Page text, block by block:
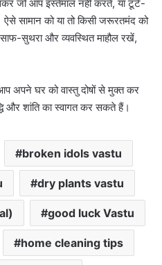
जो आप इस्तेमाल नहीं करते, या टूटे-
सामान को या तो किसी जरूरतमंद को
सुथरा और व्यवस्थित माहौल रखें,
अपने घर को वास्तु दोषों से मुक्त कर
शांति का स्वागत कर सकते हैं।
broken idols vastu
dry plants vastu
good luck Vastu
home cleaning tips